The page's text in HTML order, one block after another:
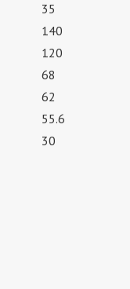
35
140
120
68
62
55.6
30